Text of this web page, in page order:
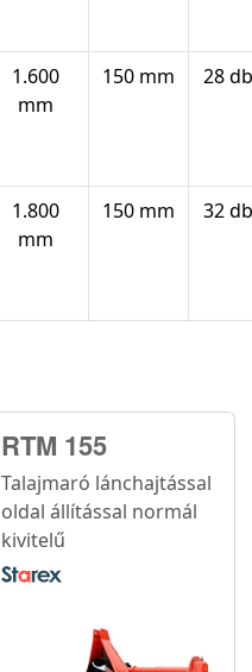
1.600
mm
150 mm 28 db
1.800
mm
150 mm 32 db
RTM 155
Talajmaró lánchajtással
oldal állítással normál
kivitelű